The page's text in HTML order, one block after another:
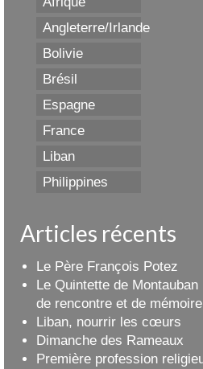
Angleterre/Irlande
Bolivie
Brésil
Espagne
France
Liban
Philippines
Articles récents
Le Père François Potez
Le Quintette de
de rencontre et de
Liban, nourrir les cœurs
Dimanche des Rameaux
Première profession